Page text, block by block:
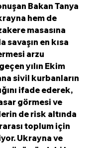
Bakan Tanya
hem de
masasına
savaşın en kısa
arzu
yılın Ekim
sivil kurbanların
ifade ederek,
görmesi ve
de risk altında
toplum için
Ukrayna ve